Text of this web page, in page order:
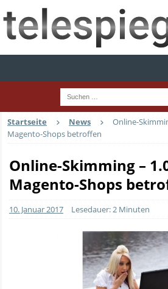
Startseite News
Online-
Magento-Shops betroffen
Online-Skimming –
Magento-Shops
10. Januar 2017 Lesedauer: 2 Minuten